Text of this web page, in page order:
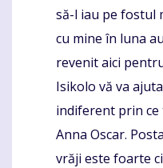
să-l iau pe fostul
cu mine în luna
revenit aici
Isikolo vă va
indiferent prin ce
Anna Oscar.
vrăji este foarte